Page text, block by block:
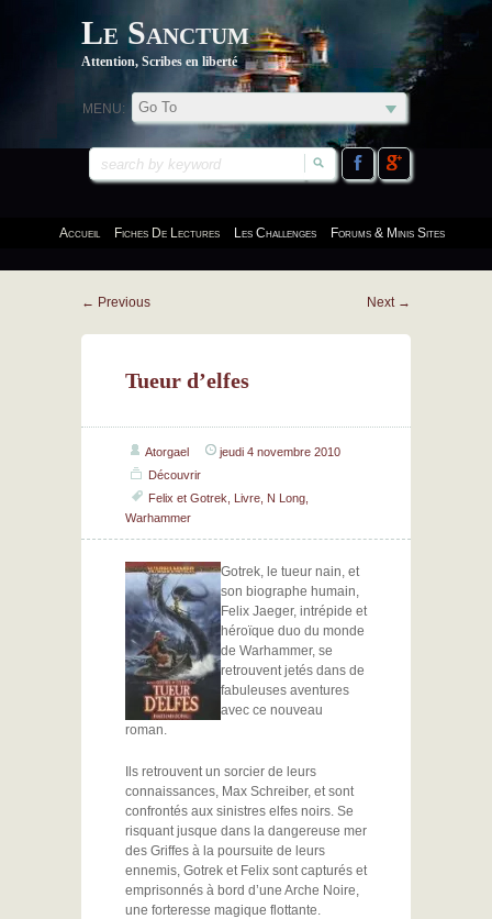
Le Sanctum
Attention, Scribes en liberté
MENU:
Accueil Fiches De Lectures Les Challenges Forums & Minis Sites
← Previous Next →
Tueur d’elfes
Atorgael
jeudi 4 novembre 2010
Découvrir
Felix et Gotrek
Livre N Long
Warhammer
Gotrek, le tueur nain, et
son biographe humain,
Felix Jaeger, intrépide et
héroïque duo du monde
de Warhammer, se
retrouvent jetés dans de
fabuleuses aventures
avec ce nouveau
roman.
Ils retrouvent un sorcier de leurs
connaissances, Max Schreiber, et sont
confrontés aux sinistres elfes noirs. Se
risquant jusque dans la dangereuse mer
des Griffes à la poursuite de leurs
ennemis, Gotrek et Felix sont capturés et
emprisonnés à bord d’une Arche Noire,
une forteresse magique flottante.